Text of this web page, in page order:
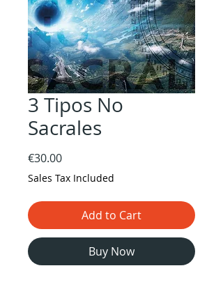
3 Tipos No
Sacrales
€30.00Price
Sales Tax Included
Add to Cart
Buy Now